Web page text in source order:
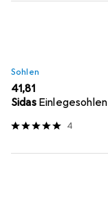
Sohlen
EUR
41,81
Sidas Einlegesohlen
4